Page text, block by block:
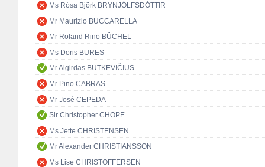
Ms Rósa Björk BRYNJÓLFSDÓTTIR
Mr Maurizio BUCCARELLA
Mr Roland Rino BÜCHEL
Ms Doris BURES
Mr Algirdas BUTKEVIČIUS
Mr Pino CABRAS
Mr José CEPEDA
Sir Christopher CHOPE
Ms Jette CHRISTENSEN
Mr Alexander CHRISTIANSSON
Ms Lise CHRISTOFFERSEN